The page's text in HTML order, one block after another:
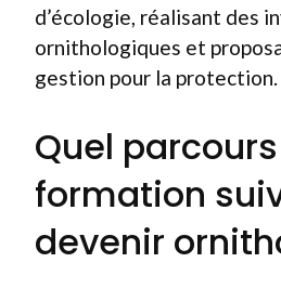
d’écologie, réalisant des
ornithologiques et
gestion pour la protection.
Quel
formation
devenir